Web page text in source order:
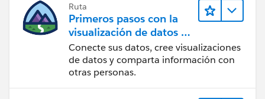
Ruta
Primeros pasos con la
visualización de datos en
Tableau Desktop
Conecte sus datos, cree visualizaciones
de datos y comparta información con
otras personas.